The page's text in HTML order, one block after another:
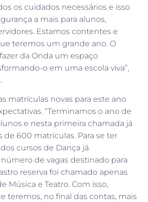
os cuidados necessários e isso
a mais para alunos,
Estamos contentes e
teremos um grande ano. O
da Onda um espaço
o em uma escola viva”,
matrículas novas para este ano
“Terminamos o ano de
e nesta primeira chamada já
de 600 matrículas. Para se ter
cursos de Dança já
de vagas destinado para
reserva foi chamado apenas
Música e Teatro. Com isso,
teremos, no final das contas, mais